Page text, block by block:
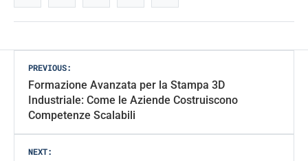
Post
navigation
PREVIOUS:
Formazione Avanzata per la Stampa 3D
Industriale: Come le Aziende Costruiscono
Competenze Scalabili
NEXT: